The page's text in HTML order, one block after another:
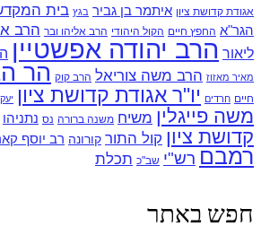
אגודת קדושת ציון איתמר בן גביר בגץ בית
הגר"א החפץ חיים הקול היהודי הרב אליהו ובר הרב
ליאור הרב יהודה אפשטיין
מאיר מאזוז הרב משה צוריאל הרב קוק הר
חיים חרדים יו"ר אגודת קדושת ציון
משה פייגלין משיח משנה ברורה נס נתניהו
קדושת ציון קול התור קורונה רב יוסף
רמבם רש"י שב"כ תכלת
חפש באתר